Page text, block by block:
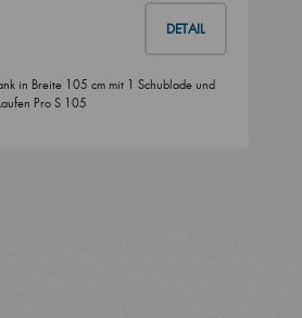
DETAIL
in Breite 105 cm mit 1 Schublade und
Pro S 105